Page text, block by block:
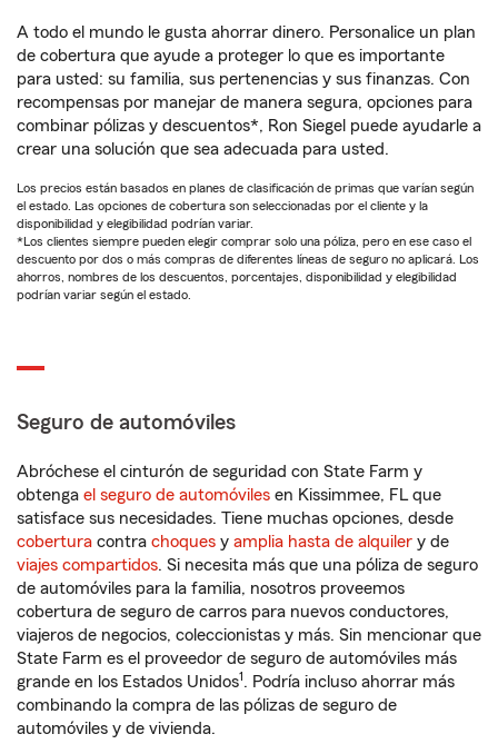
A todo el mundo le gusta ahorrar dinero. Personalice un plan
de cobertura que ayude a proteger lo que es importante
para usted: su familia, sus pertenencias y sus finanzas. Con
recompensas por manejar de manera segura, opciones para
combinar pólizas y descuentos*, Ron Siegel puede ayudarle a
crear una solución que sea adecuada para usted.
Los precios están basados en planes de clasificación de primas que varían según
el estado. Las opciones de cobertura son seleccionadas por el cliente y la
disponibilidad y elegibilidad podrían variar.
*Los clientes siempre pueden elegir comprar solo una póliza, pero en ese caso el
descuento por dos o más compras de diferentes líneas de seguro no aplicará. Los
ahorros, nombres de los descuentos, porcentajes, disponibilidad y elegibilidad
podrían variar según el estado.
Seguro de automóviles
Abróchese el cinturón de seguridad con State Farm y
obtenga el seguro de automóviles en Kissimmee, FL que
satisface sus necesidades. Tiene muchas opciones, desde
cobertura contra choques y amplia hasta de alquiler y de
viajes compartidos. Si necesita más que una póliza de seguro
de automóviles para la familia, nosotros proveemos
cobertura de seguro de carros para nuevos conductores,
viajeros de negocios, coleccionistas y más. Sin mencionar que
State Farm es el proveedor de seguro de automóviles más
grande en los Estados Unidos1. Podría incluso ahorrar más
combinando la compra de las pólizas de seguro de
automóviles y de vivienda.